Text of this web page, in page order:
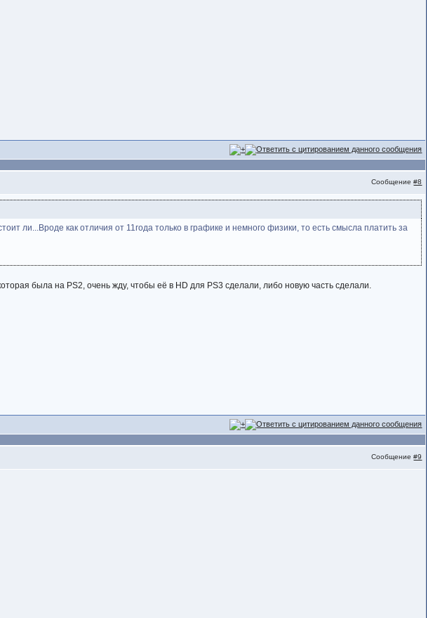
Сообщение#8
ли...Вроде как отличия от 11года только в графике и немного физики, то есть смысла платить за
была на PS2, очень жду, чтобы её в HD для PS3 сделали, либо новую часть сделали.
Сообщение#9